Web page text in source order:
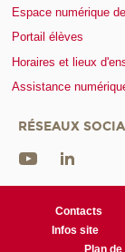
Espace numérique
Portail élèves
Horaires et lieux
Assistance
RÉSEAUX
Contacts
Infos site
Plan